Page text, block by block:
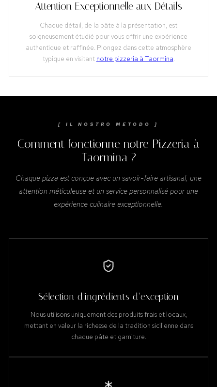
Attention Exceptionnelle aux Détails
Chaque détail, de la pâte à la présentation, est
soigneusement étudié pour vous offrir une expérience
authentique et raffinée. Plongez dans cette atmosphère
typique en visitant notre pizzeria à Taormina.
[ IL NOSTRO METODO ]
Comment fonctionne notre Pizzeria à
Taormina ?
Chaque pizza est conçue avec un savoir-faire artisanal, une
attention méticuleuse et un service personnalisé pour une
expérience culinaire exceptionnelle.
Sélection d’ingrédients d’exception
Nous utilisons uniquement des produits frais et locaux,
mettant en valeur la richesse de la tradition sicilienne dans
chaque pâte et garniture.